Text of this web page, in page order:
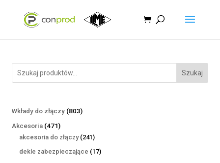
Szukaj
Wkłady do złączy 803803
Akcesoria 471471
produktów
akcesoria do złączy 241241
produktów
dekle zabezpieczające 1717